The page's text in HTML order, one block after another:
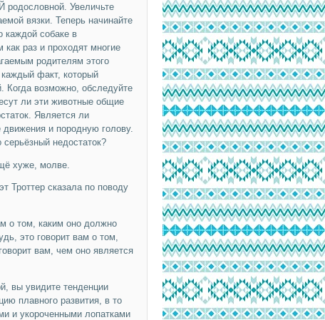
Увеличьте
вязки. Теперь начинайте
каждой собаке в
раз и проходят многие
родителям этого
факт, который
Когда возможно, обследуйте
ли эти животные общие
Является ли
и породную голову.
недостаток?
хуже, молве.
Троттер сказала по поводу
о том, каким оно должно
это говорит вам о том,
вам, чем оно является
вы увидите тенденции
плавного развития, в то
и укороченными лопатками